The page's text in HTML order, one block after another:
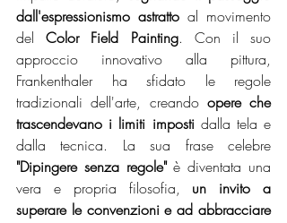
dall'espressionismo astratto al movimento
del Color Field Painting. Con il suo
approccio innovativo alla pittura,
Frankenthaler ha sfidato le regole
tradizionali dell'arte, creando opere che
trascendevano i limiti imposti dalla tela e
"Dipingere senza regole" è diventata una
vera e propria filosofia, un invito a
superare le convenzioni e ad abbracciare